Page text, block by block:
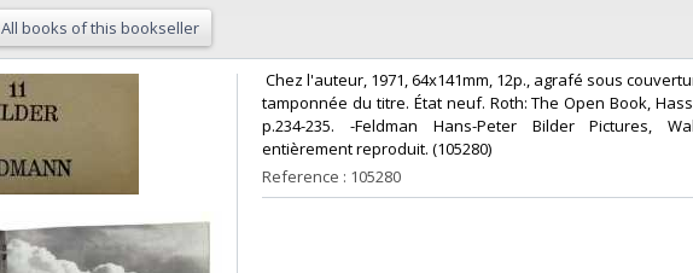
All books of this bookseller
Chez l'auteur, 1971, 64x141mm, 12p., agrafé sous
tamponnée du titre. État neuf. Roth: The Open Book,
p.234-235. -Feldman Hans-Peter Bilder Pictures,
entièrement reproduit. (105280) ‎
Reference : 105280